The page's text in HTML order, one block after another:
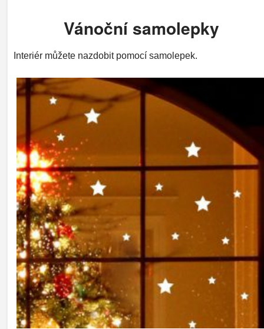
Vánoční samolepky
Interiér můžete nazdobit pomocí samolepek.